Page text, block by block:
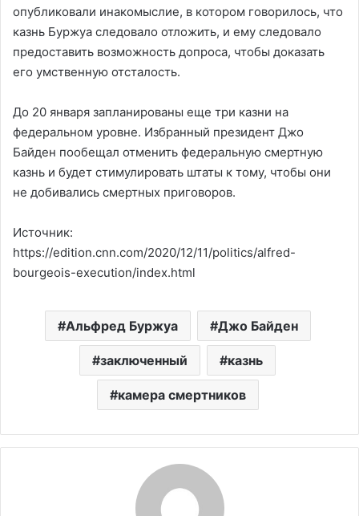
опубликовали инакомыслие, в котором говорилось, что
казнь Буржуа следовало отложить, и ему следовало
предоставить возможность допроса, чтобы доказать
его умственную отсталость.
До 20 января запланированы еще три казни на
федеральном уровне. Избранный президент Джо
Байден пообещал отменить федеральную смертную
казнь и будет стимулировать штаты к тому, чтобы они
не добивались смертных приговоров.
Источник:
https://edition.cnn.com/2020/12/11/politics/alfred-
bourgeois-execution/index.html
Альфред Буржуа Джо Байден
заключенный казнь
камера смертников